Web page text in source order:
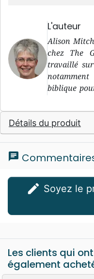
L'auteur
Alison
chez The
travaillé
biblique
même
enfants
s’est
Miracle à
Détails du produit
chat
edit
Les clients qui
également